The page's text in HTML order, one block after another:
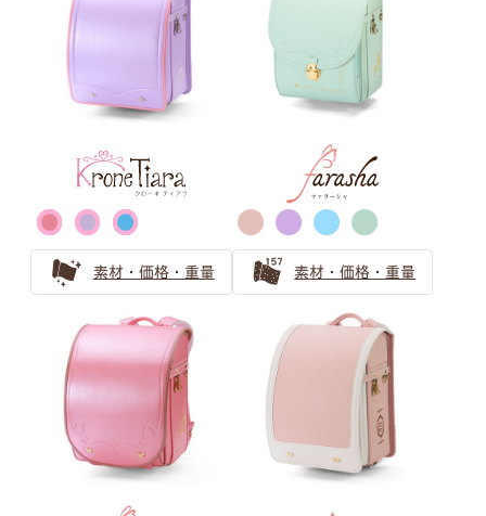
王道でも個性のある黒色（ブラック）人気ランドセル
男の子ランドセルの王道ブラック（黒色）
黒色（ブラック）ランドセルの安心ガイド 機能とアフタ
ーフォローをやさしくご紹介
ゴールド・シルバー ランドセル
の選び方
戦隊ヒーローに憧れる男の子にはゴールド・シルバーのラ
ンドセル！目立ち過ぎないランドセル探しとは
ゴールドのランドセルは少し珍しいけれど近年人気急上
金色のランドセルはリーダータイプの男の子に人気上昇
素材・価格・重量 素材・価格・重量